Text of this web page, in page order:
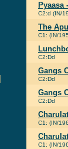
Pyaasa
C2:d (IN/
The
C1: (IN/
C2:Dd
Gangs
C2:Dd
Gangs
C2:Dd
C1: (IN/
C1: (IN/